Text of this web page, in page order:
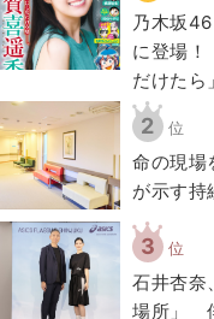
乃木坂
に登場！
だけたら」
2 位
命の現場
が示す持
3 位
石井杏奈
場所」